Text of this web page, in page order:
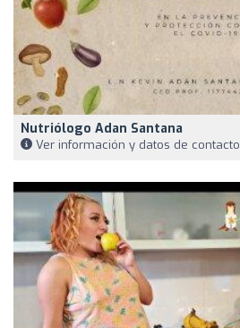
Nutriólogo Adan Santana
Ver información y datos de contacto